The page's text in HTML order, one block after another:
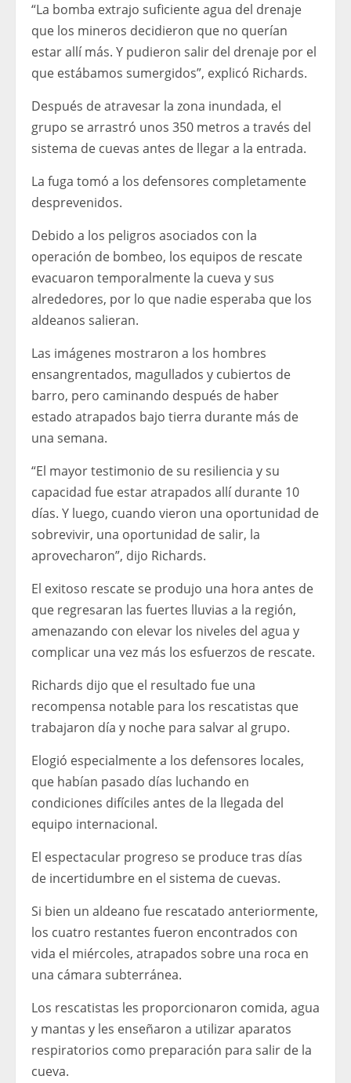
“La bomba extrajo suficiente agua del drenaje
que los mineros decidieron que no querían
estar allí más. Y pudieron salir del drenaje por el
que estábamos sumergidos”, explicó Richards.
Después de atravesar la zona inundada, el
grupo se arrastró unos 350 metros a través del
sistema de cuevas antes de llegar a la entrada.
La fuga tomó a los defensores completamente
desprevenidos.
Debido a los peligros asociados con la
operación de bombeo, los equipos de rescate
evacuaron temporalmente la cueva y sus
alrededores, por lo que nadie esperaba que los
aldeanos salieran.
Las imágenes mostraron a los hombres
ensangrentados, magullados y cubiertos de
barro, pero caminando después de haber
estado atrapados bajo tierra durante más de
una semana.
“El mayor testimonio de su resiliencia y su
capacidad fue estar atrapados allí durante 10
días. Y luego, cuando vieron una oportunidad de
sobrevivir, una oportunidad de salir, la
aprovecharon”, dijo Richards.
El exitoso rescate se produjo una hora antes de
que regresaran las fuertes lluvias a la región,
amenazando con elevar los niveles del agua y
complicar una vez más los esfuerzos de rescate.
Richards dijo que el resultado fue una
recompensa notable para los rescatistas que
trabajaron día y noche para salvar al grupo.
Elogió especialmente a los defensores locales,
que habían pasado días luchando en
condiciones difíciles antes de la llegada del
equipo internacional.
El espectacular progreso se produce tras días
de incertidumbre en el sistema de cuevas.
Si bien un aldeano fue rescatado anteriormente,
los cuatro restantes fueron encontrados con
vida el miércoles, atrapados sobre una roca en
una cámara subterránea.
Los rescatistas les proporcionaron comida, agua
y mantas y les enseñaron a utilizar aparatos
respiratorios como preparación para salir de la
cueva.